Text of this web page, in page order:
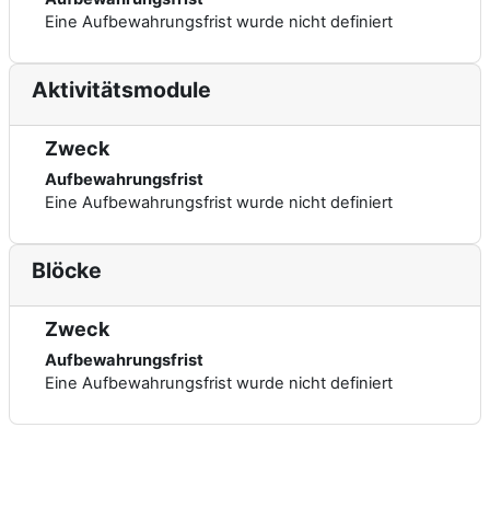
Eine Aufbewahrungsfrist wurde nicht definiert
Aktivitätsmodule
Zweck
Aufbewahrungsfrist
Eine Aufbewahrungsfrist wurde nicht definiert
Blöcke
Zweck
Aufbewahrungsfrist
Eine Aufbewahrungsfrist wurde nicht definiert